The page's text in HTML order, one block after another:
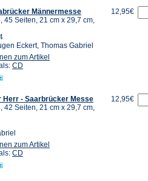
Männermesse
45 Seiten, 21 cm x 29,7 cm,
Eckert, Thomas Gabriel
zum Artikel
CD
12,95€
Herr - Saarbrücker Messe
42 Seiten, 21 cm x 29,7 cm,
zum Artikel
CD
12,95€